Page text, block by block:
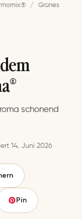
/
Grü­nes
schonend
14. Juni 2026
Pin